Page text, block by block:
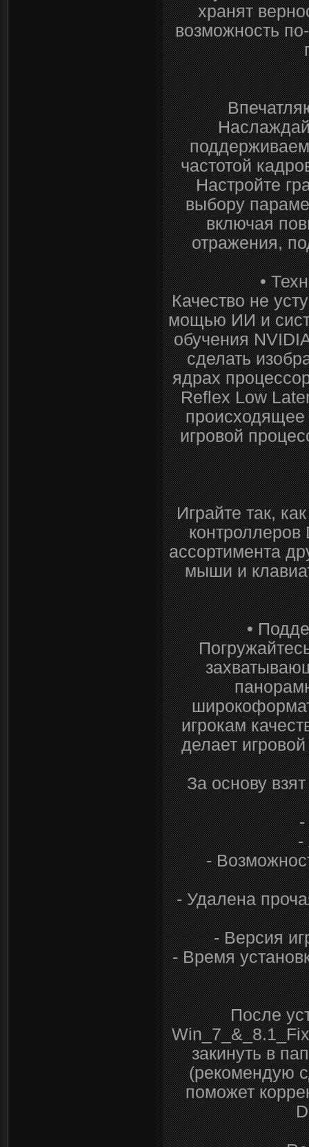
хранят
возможность
частотой
Настройте
выбору
включая
отражения,
•
Качество не
мощью ИИ и
обучения
сделать
ядрах
Reflex Low
происходящее
игровой
Играйте так,
контроллеров
ассортимента
мыши и
•
игрокам
делает
За основу
-
-
-
- Удалена
- Версия
- Время
После
закинуть в
(рекомендую
поможет